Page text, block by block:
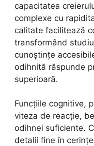
capacitatea
complexe cu
calitate facilitează
transformând
cunoștințe
odihnită răspunde
superioară.
Funcțiile cognitive,
viteza de reacție,
odihnei suficiente.
detalii fine în